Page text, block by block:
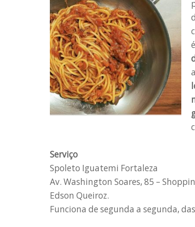
Serviço
Spoleto Iguatemi Fortaleza
Av. Washington Soares, 85 –
Edson Queiroz.
Funciona de segunda a segunda,